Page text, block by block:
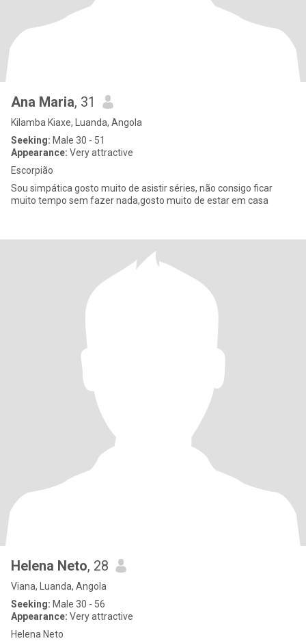
Ana Maria, 31
Kilamba Kiaxe, Luanda, Angola
Seeking: Male 30 - 51
Appearance: Very attractive
Escorpião
Sou simpática gosto muito de asistir séries, não consigo ficar
muito tempo sem fazer nada,gosto muito de estar em casa
Helena Neto, 28
Viana, Luanda, Angola
Seeking: Male 30 - 56
Appearance: Very attractive
Helena Neto